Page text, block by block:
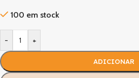
100 em stock
- +
ADICIONAR